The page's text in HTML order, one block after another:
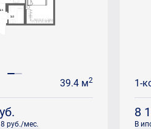
39.4 м2
руб./мес.
1-
8
В